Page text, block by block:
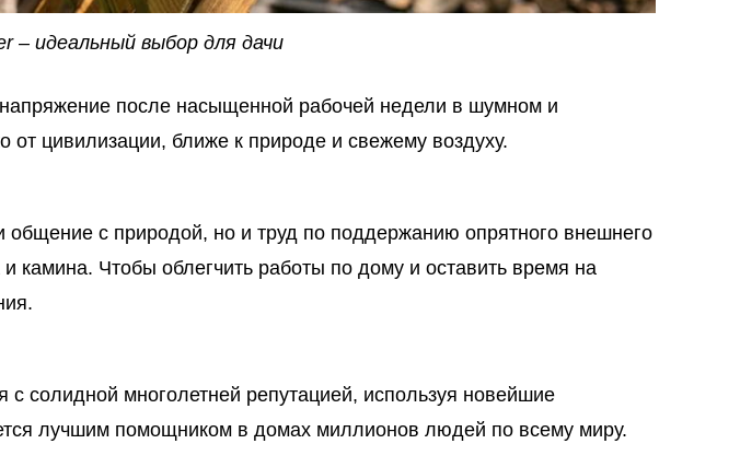
– идеальный выбор для дачи
после насыщенной рабочей недели в шумном и
цивилизации, ближе к природе и свежему воздуху.
с природой, но и труд по поддержанию опрятного внешнего
камина. Чтобы облегчить работы по дому и оставить время на
с солидной многолетней репутацией, используя новейшие
лучшим помощником в домах миллионов людей по всему миру.